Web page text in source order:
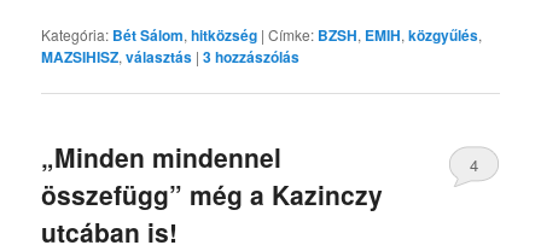
Kategória: Bét Sálom,hitközség |Címke: BZSH, EMIH,közgyűlés,
MAZSIHISZ,választás |3hozzászólás
„Minden mindennel
összefügg” még a Kazinczy
utcában is!
4